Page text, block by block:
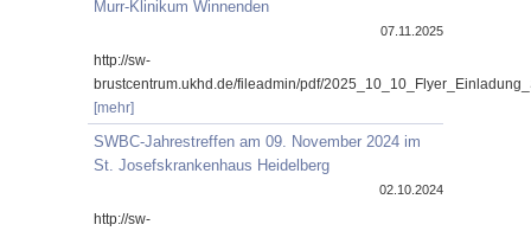
Murr-Klinikum Winnenden
07.11.2025
http://sw-
brustcentrum.ukhd.de/fileadmin/pdf/
[mehr]
SWBC-Jahrestreffen am 09. November 2024 im
St. Josefskrankenhaus Heidelberg
02.10.2024
http://sw-